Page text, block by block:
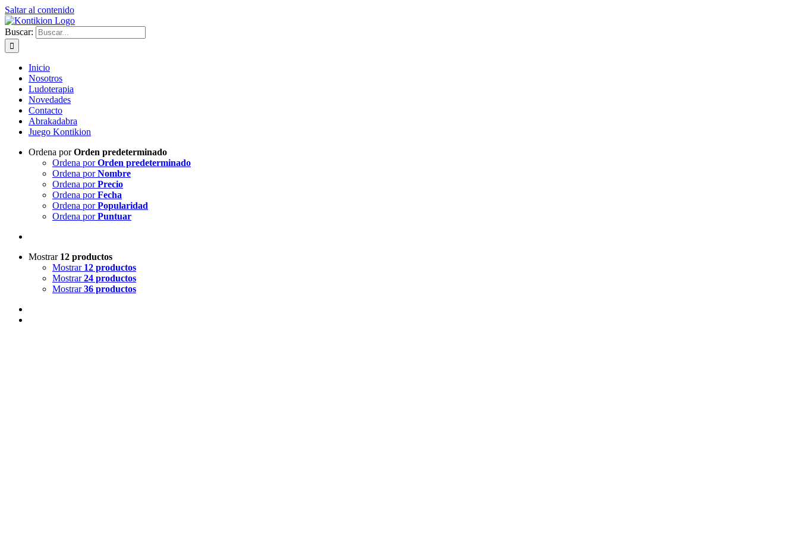
Saltar al contenido
Buscar:
Inicio
Nosotros
Ludoterapia
Novedades
Contacto
Abrakadabra
Juego Kontikion
Ordena porOrden predeterminado
Ordena porOrden predeterminado
Ordena porNombre
Ordena porPrecio
Ordena porFecha
Ordena porPopularidad
Ordena porPuntuar
Mostrar 12 productos
Mostrar 12 productos
Mostrar24 productos
Mostrar36 productos